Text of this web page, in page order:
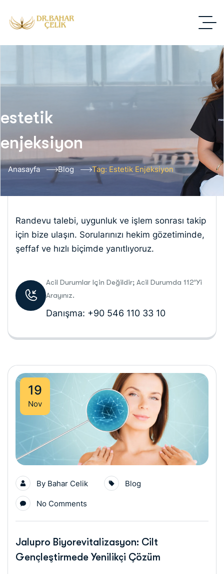
estetik
enjeksiyon
Anasayfa Blog Tag: Estetik Enjeksiyon
Randevu talebi, uygunluk ve işlem sonrası takip
için bize ulaşın. Sorularınızı hekim gözetiminde,
şeffaf ve hızlı biçimde yanıtlıyoruz.
Acil Durumlar Için Değildir; Acil Durumda 112’yi
Arayınız.
Danışma: +90 546 110 33 10
19
Nov
By Bahar Celik Blog
No Comments
Jalupro Biyorevitalizasyon: Cilt
Gençleştirmede Yenilikçi Çözüm